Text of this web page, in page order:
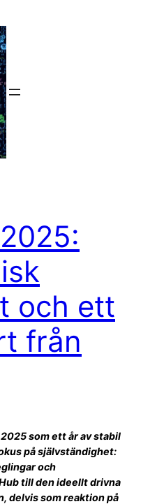
och ett
från
som ett år av stabil
på självständighet:
och
till den ideellt drivna
delvis som reaktion på